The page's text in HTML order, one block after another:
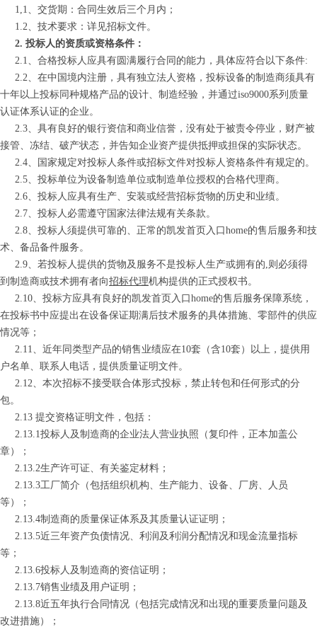
1,1、 交货期：合同生效后三个月内；
1.2、 技术要求：详见招标文件。
2.投标人的资质或资格条件：
2.1、合格投标人应具有圆满履行合同的能力，具体应符合以下条件:
2.2、在中国境内注册，具有独立法人资格，投标设备的制造商须具有
十年以上投标同种规格产品的设计、制造经验，并通过iso9000系列质量
认证体系认证的企业。
2.3、具有良好的银行资信和商业信誉，没有处于被责令停业，财产被
接管、冻结、破产状态，并告知企业资产提供抵押或担保的实际状态。
2.4、国家规定对投标人条件或招标文件对投标人资格条件有规定的。
2.5、投标单位为设备制造单位或制造单位授权的合格代理商。
2.6、投标人应具有生产、安装或经营招标货物的历史和业绩。
2.7、投标人必需遵守国家法律法规有关条款。
2.8、投标人须提供可靠的、正常的凯发首页入口home的售后服务和技
术、备品备件服务。
2.9、若投标人提供的货物及服务不是投标人生产或拥有的,则必须得
到制造商或技术拥有者向招标代理机构提供的正式授权书。
2.10、投标方应具有良好的凯发首页入口home的售后服务保障系统，
在投标书中应提出在设备保证期满后技术服务的具体措施、零部件的供应
情况等；
2.11、近年同类型产品的销售业绩应在10套（含10套）以上，提供用
户名单、联系人电话，提供质量证明文件。
2.12、本次招标不接受联合体形式投标，禁止转包和任何形式的分
包。
2.13 提交资格证明文件，包括：
2.13.1投标人及制造商的企业法人营业执照（复印件，正本加盖公
章）；
2.13.2生产许可证、有关鉴定材料；
2.13.3工厂简介（包括组织机构、生产能力、设备、厂房、人员
等）；
2.13.4制造商的质量保证体系及其质量认证证明；
2.13.5近三年资产负债情况、利润及利润分配情况和现金流量指标
等；
2.13.6投标人及制造商的资信证明；
2.13.7销售业绩及用户证明；
2.13.8近五年执行合同情况（包括完成情况和出现的重要质量问题及
改进措施）；